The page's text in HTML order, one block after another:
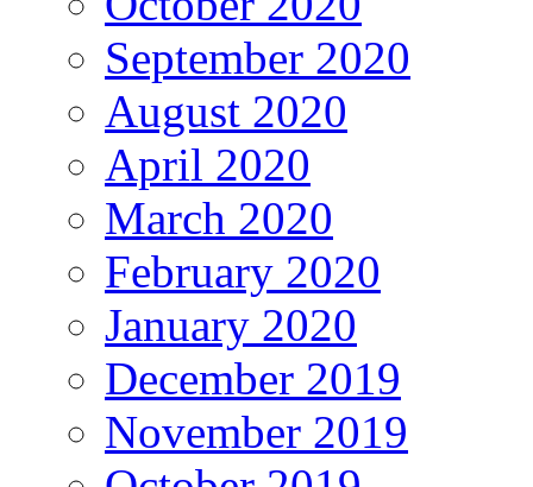
September 2020
August 2020
April 2020
March 2020
February 2020
January 2020
December 2019
November 2019